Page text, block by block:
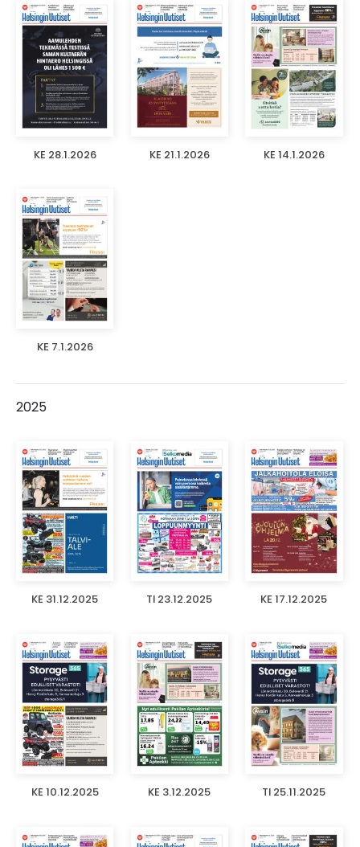
KE 28.1.2026 KE 21.1.2026 KE 14.1.2026
KE 7.1.2026
2025
KE 31.12.2025 TI 23.12.2025 KE 17.12.2025
KE 10.12.2025 KE 3.12.2025 TI 25.11.2025